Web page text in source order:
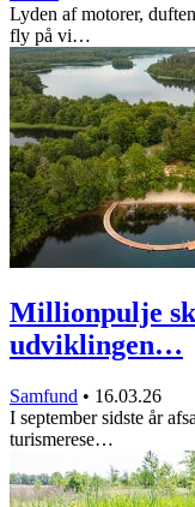
Lyden af motorer,
fly på vi…
Millionpulje
udviklingen…
Samfund • 16.03.26
I september sidste år
turismerese…